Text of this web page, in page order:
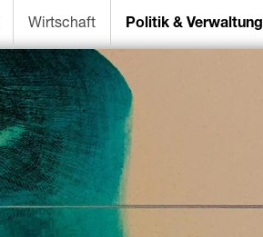
Wirtschaft Politik & Verwaltung